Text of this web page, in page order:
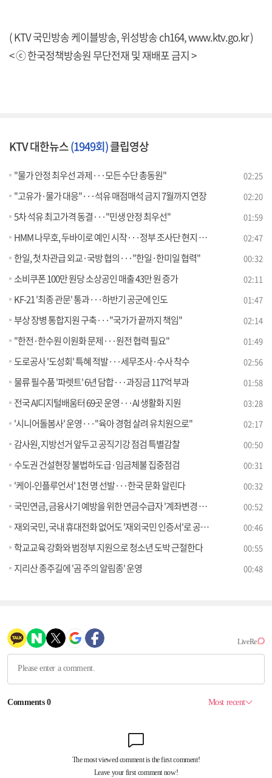
( KTV 국민방송 케이블방송, 위성방송 ch164,www.ktv.go.kr)
< ⓒ 한국정책방송원 무단전재 및 재배포 금지 >
KTV 대한뉴스(1949회)클립영상
"물가 안정 최우선 과제···모든 수단 총동원" 02:25
"고유가·물가 대응"···석유 매점매석 금지 7월까지 연장 02:20
5차 석유 최고가격 동결···"민생 안정 최우선" 01:59
HMM 나무호, 두바이로 예인 시작···정부 조사단 현지 도착 [뉴스의 맥] 02:47
한일, 첫 차관급 외교·국방 협의···"한일·한미일 협력" 00:32
소비쿠폰 100만 원당 소상공인 매출 43만 원 증가 02:11
KF-21 '최종 관문' 통과···하반기 공군에 인도 01:47
부상 장병 통합지원 구축···"국가가 끝까지 책임" 02:14
"한전·한수원 이원화 문제···원전 협력 필요" 01:49
도로공사 '도성회' 특혜 적발···세무조사·수사 착수 02:56
물류 필수품 '파렛트' 6년 담합···과징금 117억 부과 01:58
전국 AI디지털배움터 69곳 운영···AI 생활화 지원 03:28
'시니어돌봄사' 운영···"육아 경험 살려 유치원으로" 02:17
감사원, 지방선거 앞두고 공직기강 점검 특별감찰 00:50
수도권 건설현장 불법하도급·임금체불 집중점검 00:31
'케이-인플루언서' 1천 명 선발···한국 문화 알린다 00:32
국민연금, 금융사기 예방을 위한 연금수급자 '계좌변경 안심차단 서비스' 시행 00:52
재외국민, 국내 휴대전화 없어도 '재외국민 인증서'로 공공 웹사이트 이용한다 00:46
학교교육 강화와 범정부 지원으로 청소년 도박 근절한다 00:55
지리산 종주길에 '곰 주의 알림종' 운영 00:48